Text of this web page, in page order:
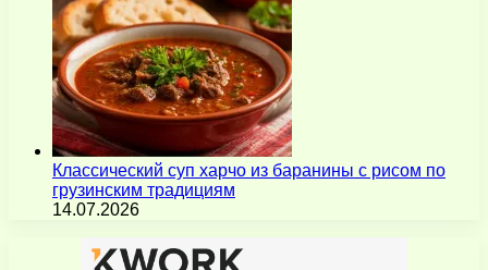
Классический суп харчо из баранины с рисом по
грузинским традициям
14.07.2026